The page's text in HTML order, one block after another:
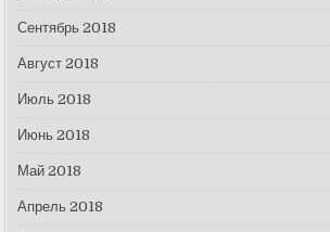
Сентябрь 2018
Август 2018
Июль 2018
Июнь 2018
Май 2018
Апрель 2018